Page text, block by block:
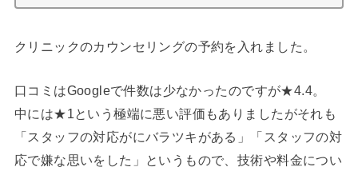
クリニックのカウンセリングの予約を入れました。
口コミはGoogleで件数は少なかったのですが★4.4。
中には★1という極端に悪い評価もありましたがそれも
「スタッフの対応がにバラツキがある」「スタッフの対
応で嫌な思いをした」というもので、技術や料金につい